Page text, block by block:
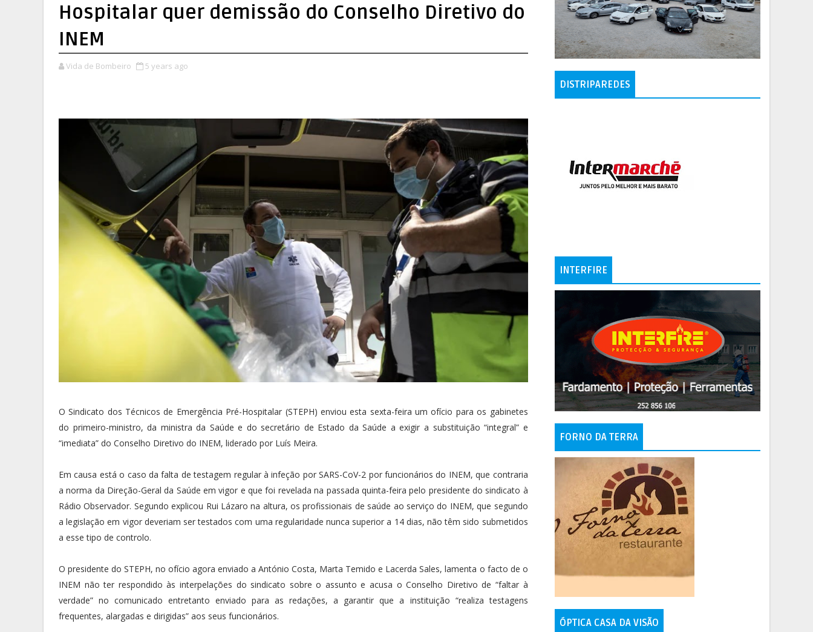
Hospitalar quer demissão do Conselho Diretivo do
INEM
Vida de Bombeiro 5 years ago
O Sindicato dos Técnicos de Emergência Pré-Hospitalar (STEPH) enviou esta sexta-feira um ofício para os gabinetes
do primeiro-ministro, da ministra da Saúde e do secretário de Estado da Saúde a exigir a substituição “integral” e
“imediata” do Conselho Diretivo do INEM, liderado por Luís Meira.
Em causa está o caso da falta de testagem regular à infeção por SARS-CoV-2 por funcionários do INEM, que contraria
a norma da Direção-Geral da Saúde em vigor e que foi revelada na passada quinta-feira pelo presidente do sindicato à
Rádio Observador. Segundo explicou Rui Lázaro na altura, os profissionais de saúde ao serviço do INEM, que segundo
a legislação em vigor deveriam ser testados com uma regularidade nunca superior a 14 dias, não têm sido submetidos
a esse tipo de controlo.
O presidente do STEPH, no ofício agora enviado a António Costa, Marta Temido e Lacerda Sales, lamenta o facto de o
INEM não ter respondido às interpelações do sindicato sobre o assunto e acusa o Conselho Diretivo de “faltar à
verdade” no comunicado entretanto enviado para as redações, a garantir que a instituição “realiza testagens
frequentes, alargadas e dirigidas” aos seus funcionários.
DISTRIPAREDES
INTERFIRE
FORNO DA TERRA
ÓPTICA CASA DA VISÃO